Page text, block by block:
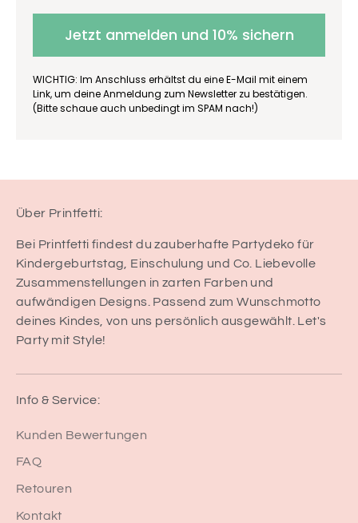
Jetzt anmelden und 10% sichern
WICHTIG: Im Anschluss erhältst du eine E-Mail mit einem
Link, um deine Anmeldung zum Newsletter zu bestätigen.
(Bitte schaue auch unbedingt im SPAM nach!)
Über Printfetti:
Bei Printfetti findest du zauberhafte Partydeko für
Kindergeburtstag, Einschulung und Co. Liebevolle
Zusammenstellungen in zarten Farben und
aufwändigen Designs. Passend zum Wunschmotto
deines Kindes, von uns persönlich ausgewählt. Let's
Party mit Style!
Info & Service:
Kunden Bewertungen
FAQ
Retouren
Kontakt